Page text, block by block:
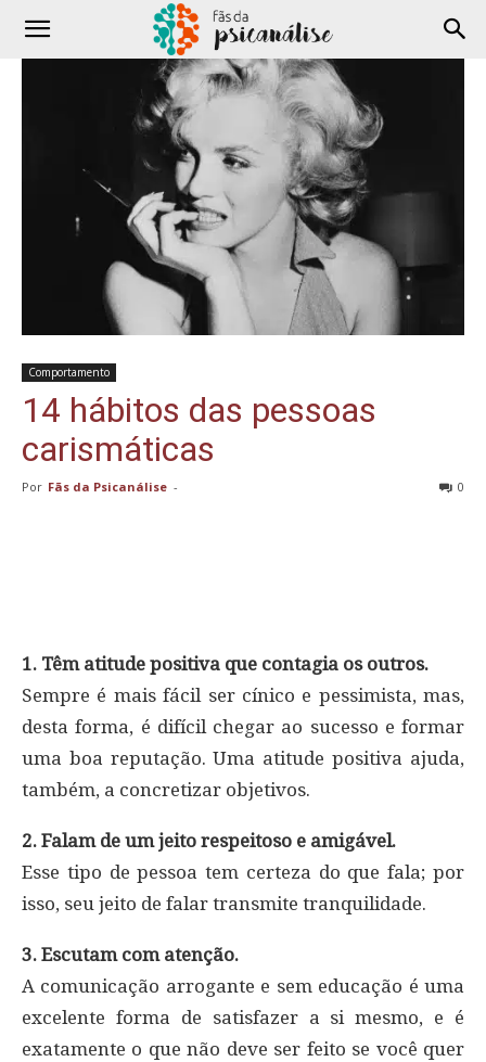
Comportamento
14 hábitos das pessoas
carismáticas
Por Fãs da Psicanálise - 0
1. Têm atitude positiva que contagia os outros.
Sempre é mais fácil ser cínico e pessimista, mas,
desta forma, é difícil chegar ao sucesso e formar
uma boa reputação. Uma atitude positiva ajuda,
também, a concretizar objetivos.
2. Falam de um jeito respeitoso e amigável.
Esse tipo de pessoa tem certeza do que fala; por
isso, seu jeito de falar transmite tranquilidade.
3. Escutam com atenção.
A comunicação arrogante e sem educação é uma
excelente forma de satisfazer a si mesmo, e é
exatamente o que não deve ser feito se você quer